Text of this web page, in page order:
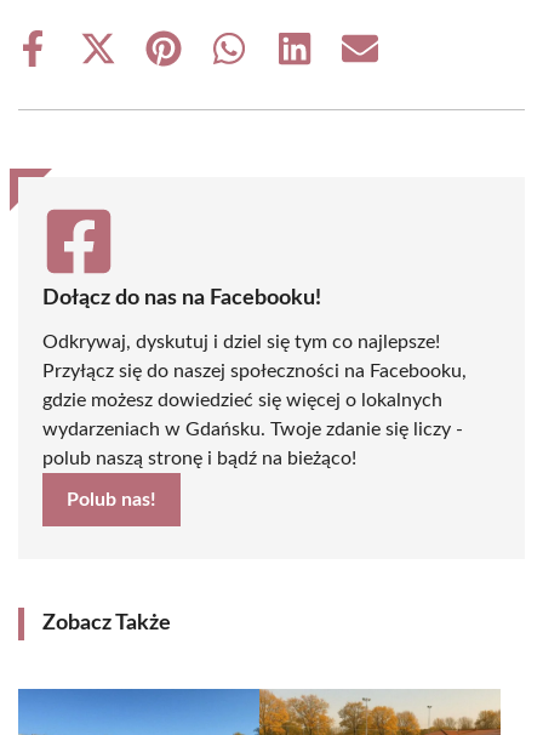
Share
Share
(Twitter)
Share
Share
Share
Share
Dołącz do nas na Facebooku!
Odkrywaj, dyskutuj i dziel się tym co najlepsze!
Przyłącz się do naszej społeczności na Facebooku,
gdzie możesz dowiedzieć się więcej o lokalnych
wydarzeniach w Gdańsku. Twoje zdanie się liczy -
polub naszą stronę i bądź na bieżąco!
Polub nas!
Zobacz Także